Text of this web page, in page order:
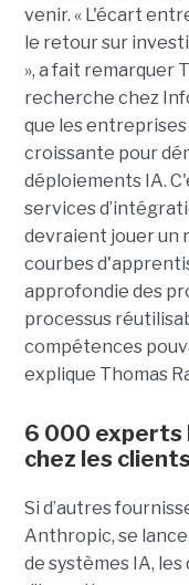
venir. « L'écart
le retour sur
», a fait remarquer
recherche chez
que les
croissante pour
déploiements IA.
services
devraient jouer un
courbes
approfondie des
processus
compétences
explique Thomas
6 000 experts
chez les clients
Si d’autres
Anthropic, se
de systèmes IA, les